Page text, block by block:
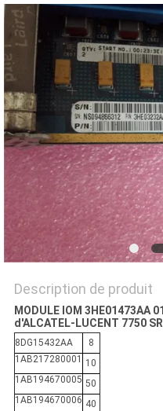
NOUVELLES
LES
AFFAIRES
PLAN
DU
SITE
POLITIQUE
DE
Description de produit
MODULE IOM 3HE01473AA
d'ALCATEL-LUCENT 7750
8DG15432AA
8
1AB217280001 10
1AB194670005 50
1AB194670006 40